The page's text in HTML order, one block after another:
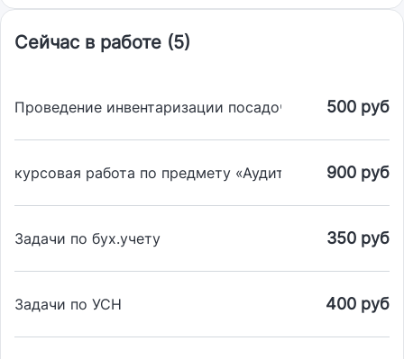
Сейчас в работе (5)
Проведение инвентаризации посадочного материала
500 руб
курсовая работа по предмету «Аудит». 900 руб
Задачи по бух.учету 350 руб
Задачи по УСН 400 руб